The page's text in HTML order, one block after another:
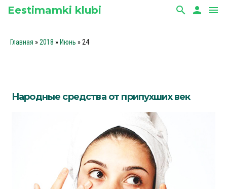
Eestimamki klubi search person menu
Главная »2018 » Июнь »24
Народные средства от припухших век